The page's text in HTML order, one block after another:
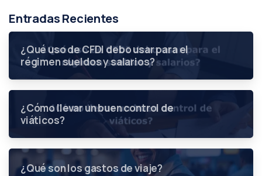
Entradas Recientes
¿Qué uso de CFDI debo usar para el
régimen sueldos y salarios?
¿Cómo llevar un buen control de
viáticos?
¿Qué son los gastos de viaje?